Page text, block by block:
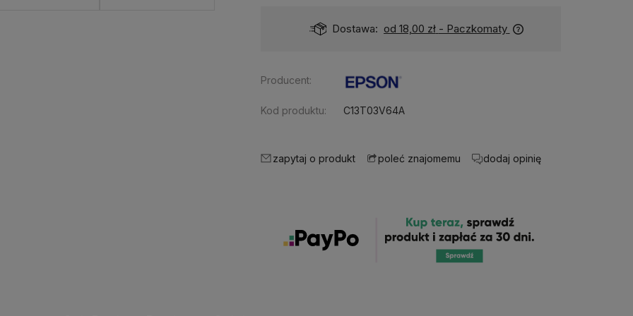
Dostępność: na wyczerpaniu
Producent:
Kod produktu: C13T03V64A
zapytaj o produkt poleć znajomemu dodaj opinię